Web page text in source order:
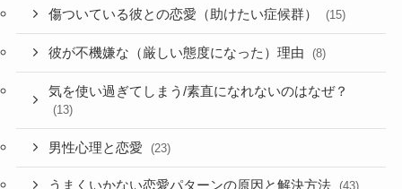
傷ついている彼との恋愛（助けたい症候群） (15)
彼が不機嫌な（厳しい態度になった）理由 (8)
気を使い過ぎてしまう/素直になれないのはなぜ？
(13)
男性心理と恋愛 (23)
うまくいかない恋愛パターンの原因と解決方法 (43)